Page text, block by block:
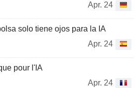
Apr. 24
solo tiene ojos para la IA
Apr. 24
pour l'IA
Apr. 24